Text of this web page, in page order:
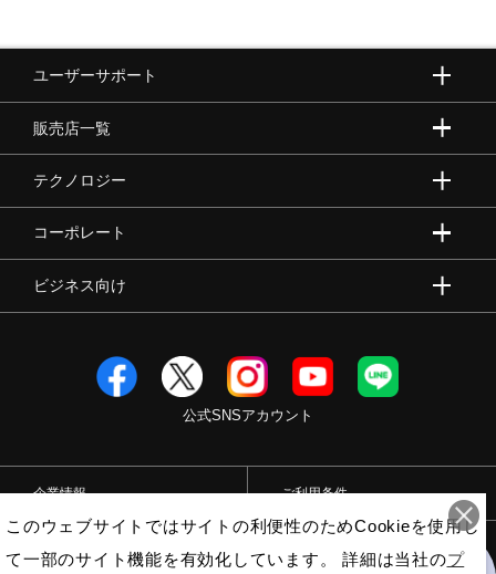
ユーザーサポート
販売店一覧
テクノロジー
コーポレート
ビジネス向け
公式SNSアカウント
企業情報 ご利用条件
このウェブサイトではサイトの利便性のためCookieを使用し
て一部のサイト機能を有効化しています。 詳細は当社のプ